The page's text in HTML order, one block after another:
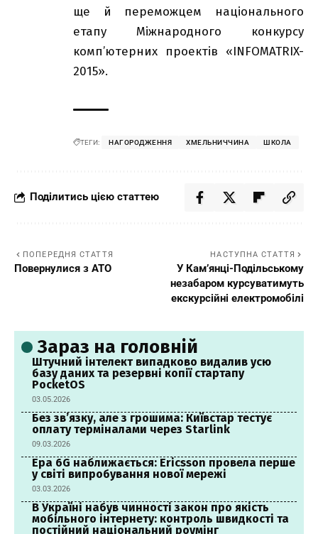
ще й переможцем національного
етапу Міжнародного конкурсу
комп’ютерних проектів «INFOMATRIX-
2015».
ТЕГИ: НАГОРОДЖЕННЯ ХМЕЛЬНИЧЧИНА ШКОЛА
Поділитись цією статтею
ПОПЕРЕДНЯ СТАТТЯ
Повернулися з АТО
НАСТУПНА СТАТТЯ
У Кам’янці-Подільському
незабаром курсуватимуть
екскурсійні електромобілі
Зараз на головній
Штучний інтелект випадково видалив усю
базу даних та резервні копії стартапу
PocketOS
03.05.2026
Без зв’язку, але з грошима: Київстар тестує
оплату терміналами через Starlink
09.03.2026
Ера 6G наближається: Ericsson провела перше
у світі випробування нової мережі
03.03.2026
В Україні набув чинності закон про якість
мобільного інтернету: контроль швидкості та
постійний національний роумінг